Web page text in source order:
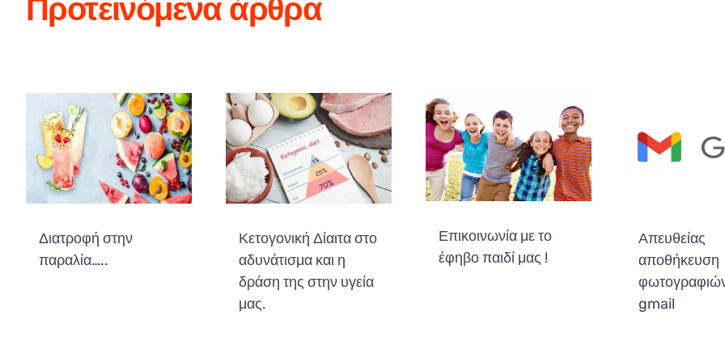
Προτεινόμενα άρθρα
Διατροφή στην
παραλία…..
Κετογονική Δίαιτα στο
αδυνάτισμα και η
δράση της στην υγεία
μας.
Επικοινωνία με το
έφηβο παιδί μας !
Απευθείας
αποθήκευση
gmail